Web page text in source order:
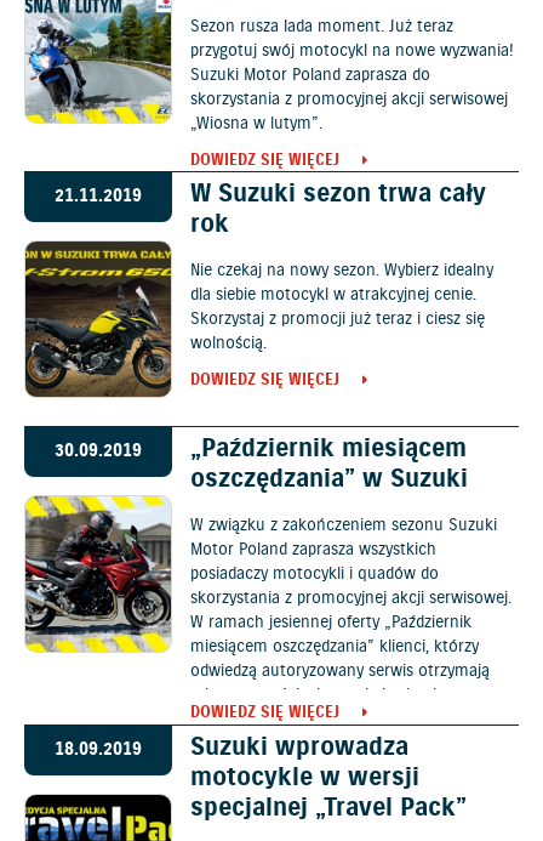
Sezon rusza lada moment. Już teraz
przygotuj swój motocykl na nowe wyzwania!
Suzuki Motor Poland zaprasza do
skorzystania z promocyjnej akcji serwisowej
„Wiosna w lutym”.
DOWIEDZ SIĘ WIĘCEJ
21.11.2019
W Suzuki sezon trwa cały
rok
Nie czekaj na nowy sezon. Wybierz idealny
dla siebie motocykl w atrakcyjnej cenie.
Skorzystaj z promocji już teraz i ciesz się
wolnością.
DOWIEDZ SIĘ WIĘCEJ
30.09.2019
„Październik miesiącem
oszczędzania” w Suzuki
W związku z zakończeniem sezonu Suzuki
Motor Poland zaprasza wszystkich
posiadaczy motocykli i quadów do
skorzystania z promocyjnej akcji serwisowej.
W ramach jesiennej oferty „Październik
miesiącem oszczędzania” klienci, którzy
odwiedzą autoryzowany serwis otrzymają
rabat na części, akcesoria i robociznę.
DOWIEDZ SIĘ WIĘCEJ
18.09.2019
Suzuki wprowadza
motocykle w wersji
specjalnej „Travel Pack”